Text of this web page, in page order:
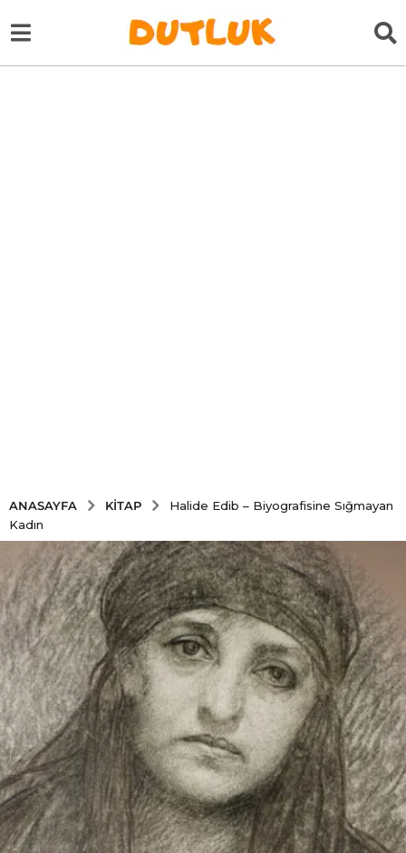
ANASAYFA KITAP
Halide Edib – Biyografisine Sığmayan
Kadın